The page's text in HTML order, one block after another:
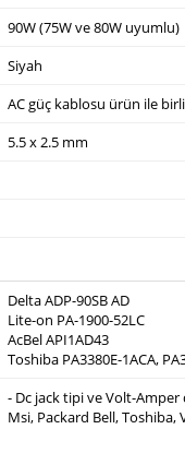
90W (75W ve 80W uyumlu)
Siyah
AC güç kablosu ürün ile
5.5 x 2.5 mm
Delta ADP-90SB AD
Lite-on PA-1900-52LC
AcBel API1AD43
Toshiba PA3380E-1ACA,
- Dc jack tipi ve Volt-
Msi, Packard Bell,